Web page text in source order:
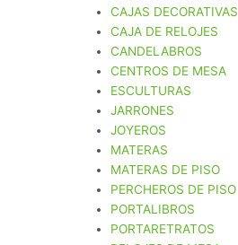
CAJAS DECORATIVAS
CAJA DE RELOJES
CANDELABROS
CENTROS DE MESA
ESCULTURAS
JARRONES
JOYEROS
MATERAS
MATERAS DE PISO
PERCHEROS DE PISO
PORTALIBROS
PORTARETRATOS